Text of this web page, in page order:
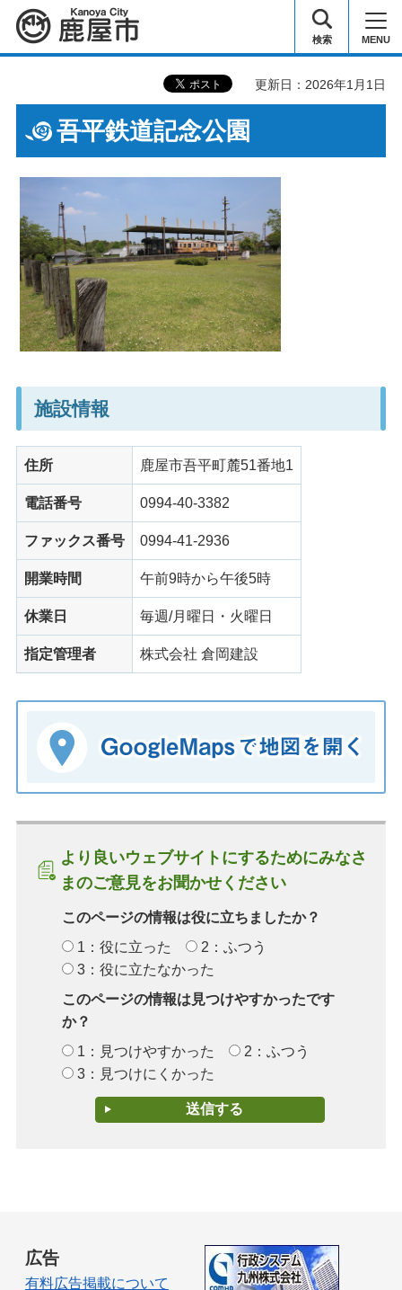
鹿屋市 検索 MENU
更新日：2026年1月1日
吾平鉄道記念公園
施設情報
住所 鹿屋市吾平町麓51番地1
電話番号 0994-40-3382
ファックス番号 0994-41-2936
開業時間 午前9時から午後5時
休業日 毎週/月曜日・火曜日
指定管理者 株式会社 倉岡建設
より良いウェブサイトにするためにみなさ
まのご意見をお聞かせください
このページの情報は役に立ちましたか？
1：役に立った
2：ふつう
3：役に立たなかった
このページの情報は見つけやすかったです
か？
1：見つけやすかった
2：ふつう
3：見つけにくかった
広告
有料広告掲載について